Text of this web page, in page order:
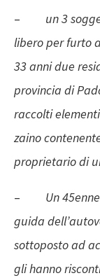
– un 3
libero per furto
33 anni due
provincia di
raccolti
zaino
proprietario di
– Un
guida
sottoposto ad
gli hanno